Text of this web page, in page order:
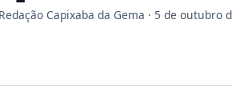
Redação Capixaba da Gema · 5 de outubro